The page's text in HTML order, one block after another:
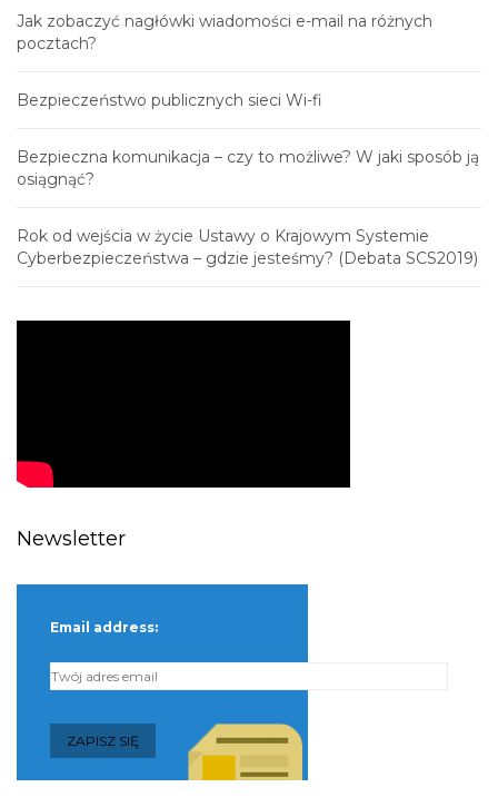
Jak zobaczyć nagłówki wiadomości e-mail na różnych
pocztach?
Bezpieczeństwo publicznych sieci Wi-fi
Bezpieczna komunikacja – czy to możliwe? W jaki sposób ją
osiągnąć?
Rok od wejścia w życie Ustawy o Krajowym Systemie
Cyberbezpieczeństwa – gdzie jesteśmy? (Debata SCS2019)
Newsletter
Email address: